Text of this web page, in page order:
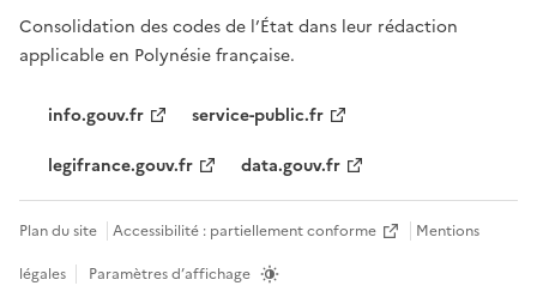
Consolidation des codes de l’État dans leur rédaction
applicable en Polynésie française.
info.gouv.fr
service-public.fr
legifrance.gouv.fr
data.gouv.fr
Plan du site Accessibilité : partiellement conforme
Mentions
légales
Paramètres d’affichage